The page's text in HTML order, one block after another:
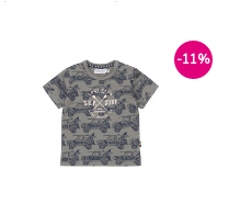
kvalitní a pohodlné oblečení v
příjemných barvách - vyroben
z příjemného materiál -
snadno se kombinuje -
kvalitní šití - dokonalý st
-11%